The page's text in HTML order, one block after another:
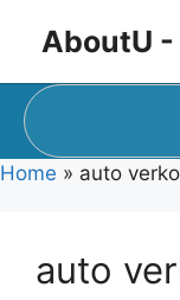
inhoud
AboutU
Home » auto
auto